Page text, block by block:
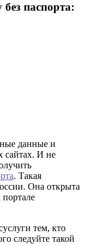
паспорта:
данные и
сайтах. И не
. Такая
Она открыта
портале
тем, кто
следуйте такой